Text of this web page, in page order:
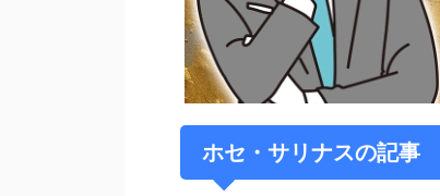
ホセ・サリナスの記事